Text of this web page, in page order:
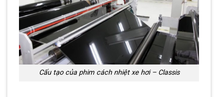
Cấu tạo của phim cách nhiệt xe hơi – Classis